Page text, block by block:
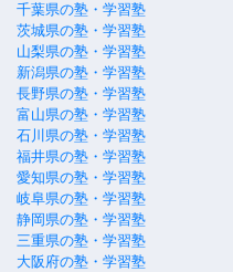
千葉県の塾・学習塾
茨城県の塾・学習塾
山梨県の塾・学習塾
新潟県の塾・学習塾
長野県の塾・学習塾
富山県の塾・学習塾
石川県の塾・学習塾
福井県の塾・学習塾
愛知県の塾・学習塾
岐阜県の塾・学習塾
静岡県の塾・学習塾
三重県の塾・学習塾
大阪府の塾・学習塾